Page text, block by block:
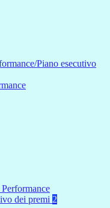
Piano esecutivo
dei premi 2